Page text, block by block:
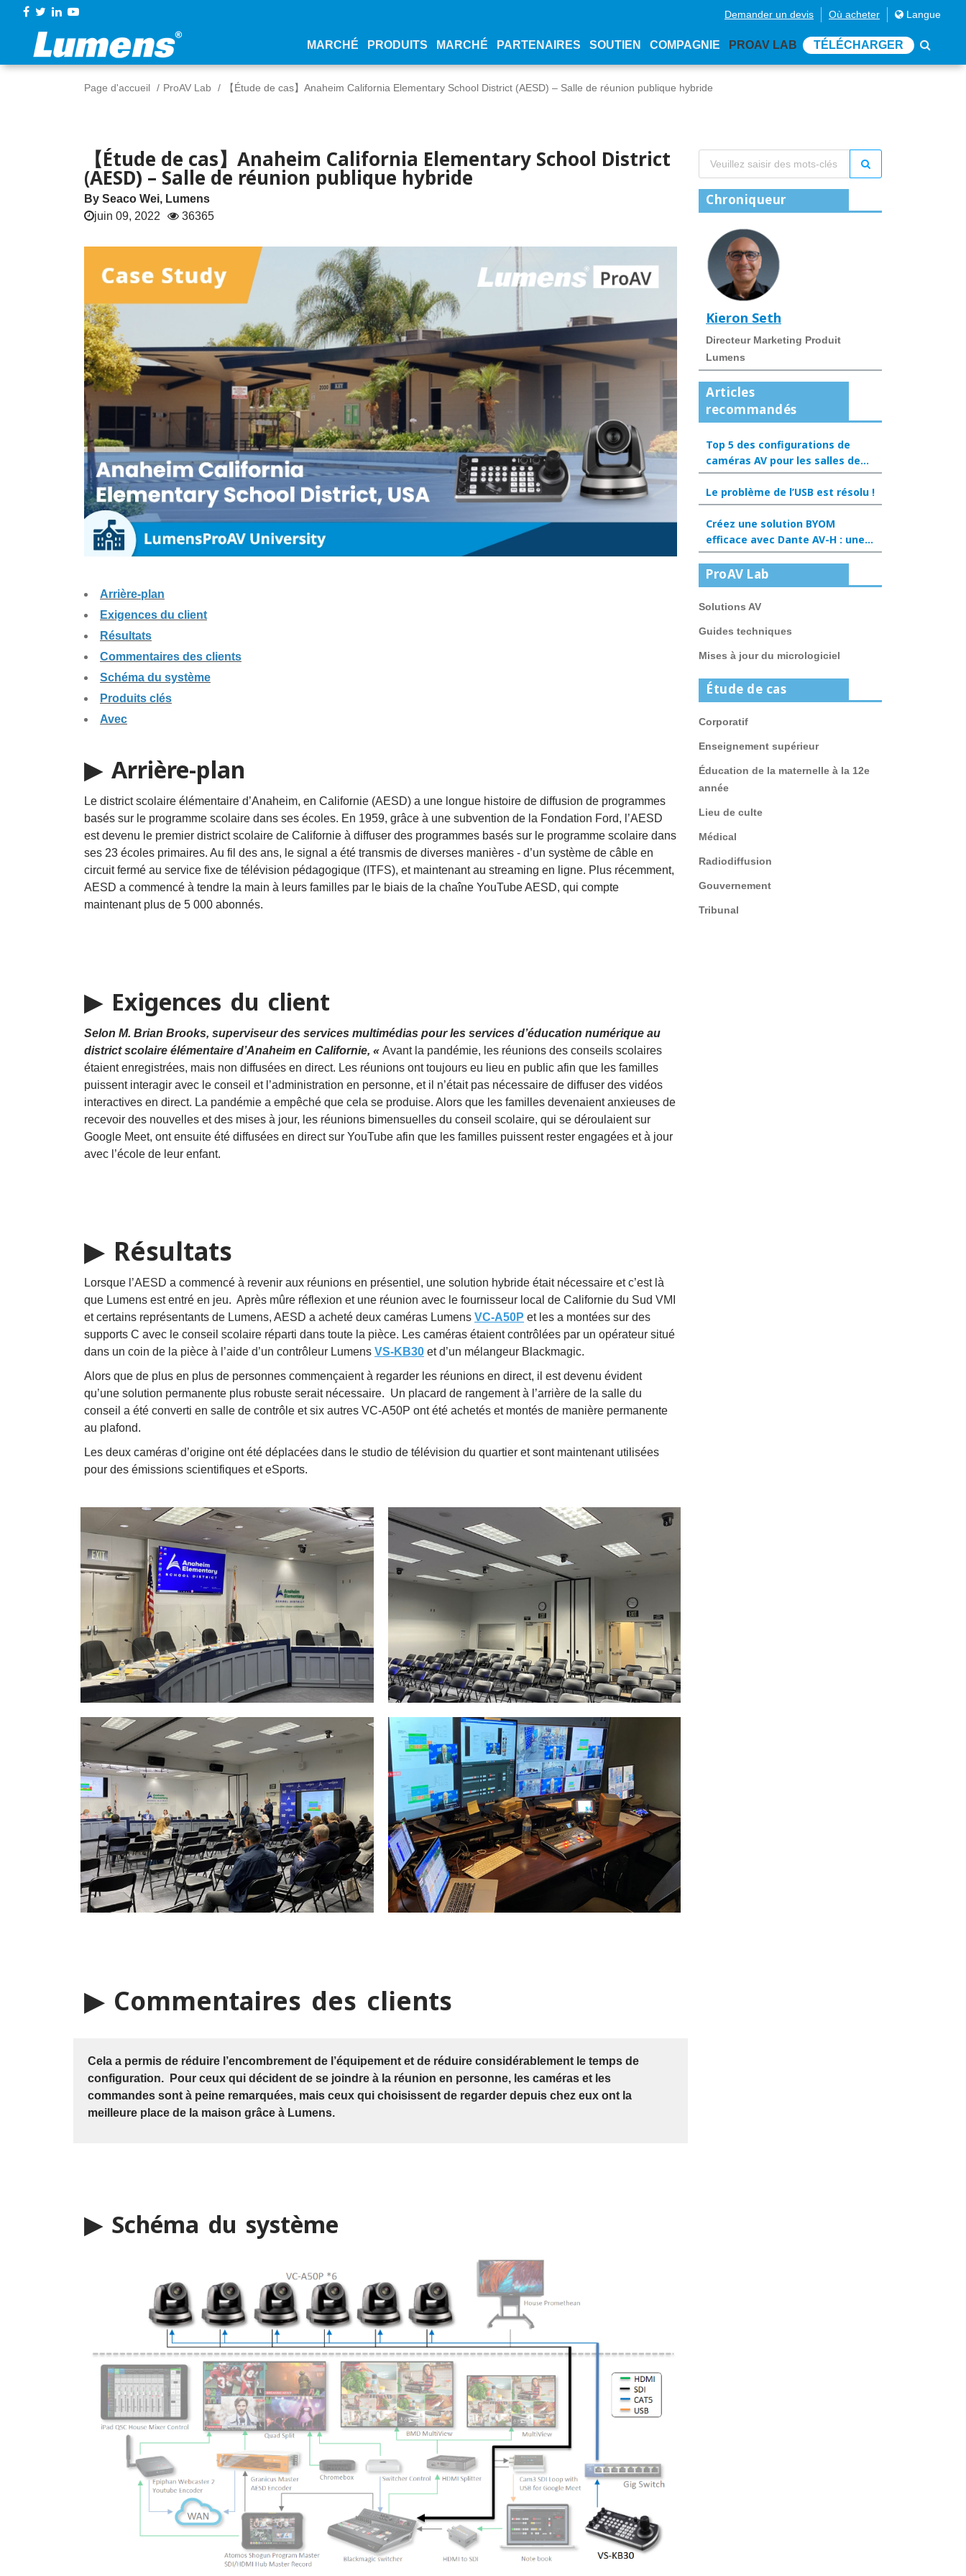
Demander un devis Où acheter Langue
MARCHÉ PRODUITS MARCHÉ PARTENAIRES SOUTIEN COMPAGNIE PROAV LAB TÉLÉCHARGER
Page d'accueil ProAV Lab 【Étude de cas】Anaheim California Elementary School District (AESD) – Salle de réunion publique hybride
【Étude de cas】Anaheim California Elementary School District
(AESD) – Salle de réunion publique hybride
By Seaco Wei, Lumens
juin 09, 2022
36365
Arrière-plan
Exigences du client
Résultats
Commentaires des clients
Schéma du système
Produits clés
Avec
▶ Arrière-plan
Le district scolaire élémentaire d’Anaheim, en Californie (AESD) a une longue histoire de diffusion de programmes
basés sur le programme scolaire dans ses écoles. En 1959, grâce à une subvention de la Fondation Ford, l’AESD
est devenu le premier district scolaire de Californie à diffuser des programmes basés sur le programme scolaire dans
ses 23 écoles primaires. Au fil des ans, le signal a été transmis de diverses manières - d’un système de câble en
circuit fermé au service fixe de télévision pédagogique (ITFS), et maintenant au streaming en ligne. Plus récemment,
AESD a commencé à tendre la main à leurs familles par le biais de la chaîne YouTube AESD, qui compte
maintenant plus de 5 000 abonnés.
▶ Exigences du client
Selon M. Brian Brooks, superviseur des services multimédias pour les services d’éducation numérique au
district scolaire élémentaire d’Anaheim en Californie, « Avant la pandémie, les réunions des conseils scolaires
étaient enregistrées, mais non diffusées en direct. Les réunions ont toujours eu lieu en public afin que les familles
puissent interagir avec le conseil et l’administration en personne, et il n’était pas nécessaire de diffuser des vidéos
interactives en direct. La pandémie a empêché que cela se produise. Alors que les familles devenaient anxieuses de
recevoir des nouvelles et des mises à jour, les réunions bimensuelles du conseil scolaire, qui se déroulaient sur
Google Meet, ont ensuite été diffusées en direct sur YouTube afin que les familles puissent rester engagées et à jour
avec l’école de leur enfant.
▶ Résultats
Lorsque l’AESD a commencé à revenir aux réunions en présentiel, une solution hybride était nécessaire et c’est là
que Lumens est entré en jeu. Après mûre réflexion et une réunion avec le fournisseur local de Californie du Sud VMI
et certains représentants de Lumens, AESD a acheté deux caméras Lumens VC-A50P et les a montées sur des
supports C avec le conseil scolaire réparti dans toute la pièce. Les caméras étaient contrôlées par un opérateur situé
dans un coin de la pièce à l’aide d’un contrôleur Lumens VS-KB30 et d’un mélangeur Blackmagic.
Alors que de plus en plus de personnes commençaient à regarder les réunions en direct, il est devenu évident
qu’une solution permanente plus robuste serait nécessaire. Un placard de rangement à l’arrière de la salle du
conseil a été converti en salle de contrôle et six autres VC-A50P ont été achetés et montés de manière permanente
au plafond.
Les deux caméras d’origine ont été déplacées dans le studio de télévision du quartier et sont maintenant utilisées
pour des émissions scientifiques et eSports.
▶ Commentaires des clients
Cela a permis de réduire l’encombrement de l’équipement et de réduire considérablement le temps de
configuration. Pour ceux qui décident de se joindre à la réunion en personne, les caméras et les
commandes sont à peine remarquées, mais ceux qui choisissent de regarder depuis chez eux ont la
meilleure place de la maison grâce à Lumens.
▶ Schéma du système
Chroniqueur
Kieron Seth
Directeur Marketing Produit
Lumens
Articles
recommandés
Top 5 des configurations de
caméras AV pour les salles de
classe hybrides en 2025
Le problème de l’USB est résolu !
Créez une solution BYOM
efficace avec Dante AV-H : une
nouvelle expérience pour les
salles de réunion et les salles
de classe
ProAV Lab
Solutions AV
Guides techniques
Mises à jour du micrologiciel
Étude de cas
Corporatif
Enseignement supérieur
Éducation de la maternelle à la 12e
année
Lieu de culte
Médical
Radiodiffusion
Gouvernement
Tribunal